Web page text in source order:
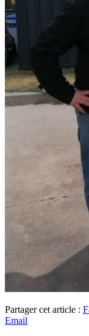
Partager cet article :
Email